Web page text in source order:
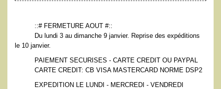
::# FERMETURE AOUT #::
Du lundi 3 au dimanche 9 janvier. Reprise des expéditions
le 10 janvier.
PAIEMENT SECURISES - CARTE CREDIT OU PAYPAL
CARTE CREDIT: CB VISA MASTERCARD NORME DSP2
EXPEDITION LE LUNDI - MERCREDI - VENDREDI